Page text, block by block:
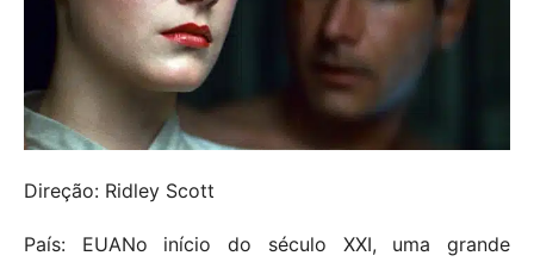
Direção: Ridley Scott
País: EUANo início do século XXI, uma grande